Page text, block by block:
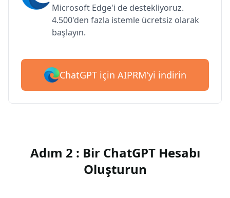
Microsoft Edge'i de destekliyoruz.
4.500'den fazla istemle ücretsiz olarak
başlayın.
ChatGPT için AIPRM'yi indirin
Adım 2 : Bir ChatGPT Hesabı
Oluşturun